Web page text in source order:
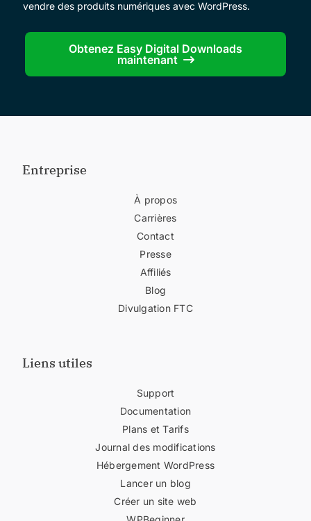
commerce électronique plus générale et
complexe qui s'adresse généralement à la
vente de produits physiques.
vendre des produits numériques avec WordPress.
Obtenez Easy Digital Downloads
maintenant
Entreprise
À propos
Carrières
Contact
Presse
Affiliés
Blog
Divulgation FTC
Liens utiles
Support
Documentation
Plans et Tarifs
Journal des modifications
Hébergement WordPress
Lancer un blog
Créer un site web